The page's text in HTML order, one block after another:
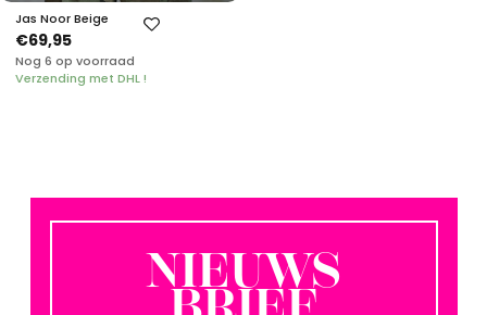
Jas Noor Beige
€69,95
Nog 6 op voorraad
Verzending met DHL !
NIEUWS